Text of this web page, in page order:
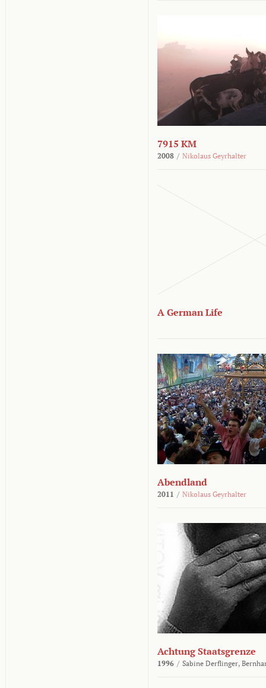
7915 KM
2008 / Nikolaus Geyrhalter
A German Life
Abendland
2011 / Nikolaus Geyrhalter
Achtung Staatsgrenze
1996 / Sabine Derflinger,